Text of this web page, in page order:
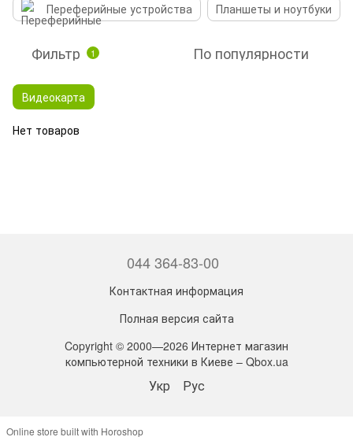
Переферийные устройства
Планшеты и ноутбуки
Фильтр 1 По популярности
Видеокарта
Нет товаров
044 364-83-00
Контактная информация
Полная версия сайта
Copyright © 2000—2026 Интернет магазин
компьютерной техники в Киеве – Qbox.ua
Укр Рус
Online store built with Horoshop